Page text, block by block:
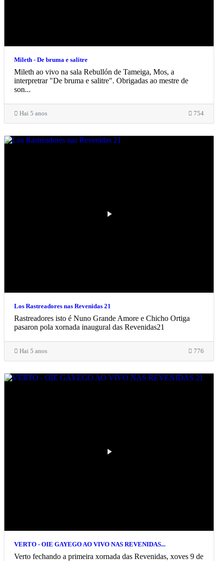
Mileth - De bruma e salitre
Mileth ao vivo na sala Rebullón de Tameiga, Mos, a
interpretrar "De bruma e salitre". Obrigadas ao mestre de
son...
Hai 5 anos 754
Los Rastreadores nas Revenidas 21
Rastreadores isto é Nuno Grande Amore e Chicho Ortiga
pasaron pola xornada inaugural das Revenidas21
Hai 5 anos 776
VERTO - OIE GAYEGO AO VIVO NAS REVENIDAS...
Verto fechando a primeira xornada das Revenidas, xoves 9 de